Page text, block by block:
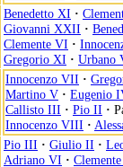
Benedetto XI ·
Giovanni XXII ·
Clemente VI ·
Gregorio XI · Urbano
Innocenzo VII ·
Martino V · Eugenio
Callisto III · Pio II ·
Innocenzo VIII ·
Pio III · Giulio II ·
Adriano VI ·